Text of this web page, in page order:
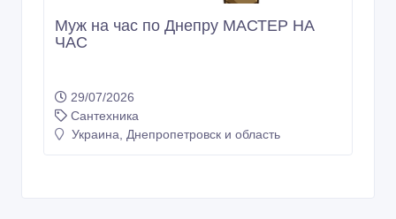
Муж на час по Днепру МАСТЕР НА
ЧАС
29/07/2026
Сантехника
Украина, Днепропетровск и область